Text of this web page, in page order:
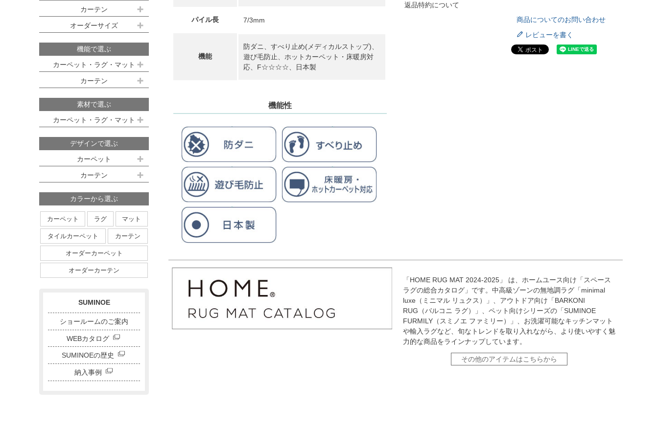
江戸間 4.5畳(261x261cm)
江戸間 6畳(261x352cm)
江戸間 8畳(352x352cm)
江戸間 10畳(352x440cm)
本間サイズ(3畳～8畳)
本間 3畳(191x286cm)
本間 8畳(382x382cm)
その他のサイズ
廊下敷き
約140ｘ200cm(約1.5畳)
約160ｘ230cm(約2畳)
約200ｘ250cm(約3畳)
約200ｘ300cm(約3.5畳)
約250ｘ250cm
約250ｘ350cm
約300ｘ300cm
約300ｘ350cm
約350ｘ350cm
約350ｘ400cm
約350ｘ450cm
約350ｘ500cm
円形サイズ
ダイニングサイズ
キッチンマット
デスクマット
カーテン
既製サイズ ドレープ(厚地)
100ｘ135cm
100ｘ178cm
100ｘ200cm
100ｘ133cm
100ｘ176cm
100ｘ198cm
オーダーサイズ
オーダーカーペット
オーダーキッチンマット
オーダーカーペットの測り方
オーダーカーテンの測り方
機能で選ぶ
カーペット・ラグ・マット
防炎 防音
消臭
すべり止め
遊び毛防止
アレルブロック
制電
日本製
ホットカーペット・床暖房対応
カーテン
洗える 遮光
防炎
アレルブロック
形態安定加工
形状記憶加工
日本製
素材で選ぶ
カーペット・ラグ・マット
ナイロン
ウール
デザインで選ぶ
カーペット
ストライプ＆ボーダー
円形
カーテン
北欧デザイン
ナチュラルデザイン
無地・無地調
抽象柄
花柄
植物柄
鳥・動物
ストライプ・ボーダー
チェック
ドット
サークル
カラーから選ぶ
カーペット ラグ マット
タイルカーペット カーテン
オーダーカーペット
オーダーカーテン
SUMINOE
ショールームのご案内
WEBカタログ
SUMINOEの歴史
納入事例
パイル長 7/3mm
機能
防ダニ、すべり止め(メディカルストップ)、
遊び毛防止、ホットカーペット・床暖房対
応、F☆☆☆☆、日本製
機能性
返品特約について
商品についてのお問い合わせ
レビューを書く
「HOME RUG MAT 2024-2025」 は、ホームユース向け「スペース
ラグの総合カタログ」です。中高級ゾーンの無地調ラグ「minimal
luxe（ミニマル リュクス）」、アウトドア向け「BARKONI
RUG（バルコニ ラグ）」、ペット向けシリーズの「SUMINOE
FURMILY（スミノエ ファミリー）」、お洗濯可能なキッチンマット
や輸入ラグなど、旬なトレンドを取り入れながら、より使いやすく魅
力的な商品をラインナップしています。
その他のアイテムはこちらから